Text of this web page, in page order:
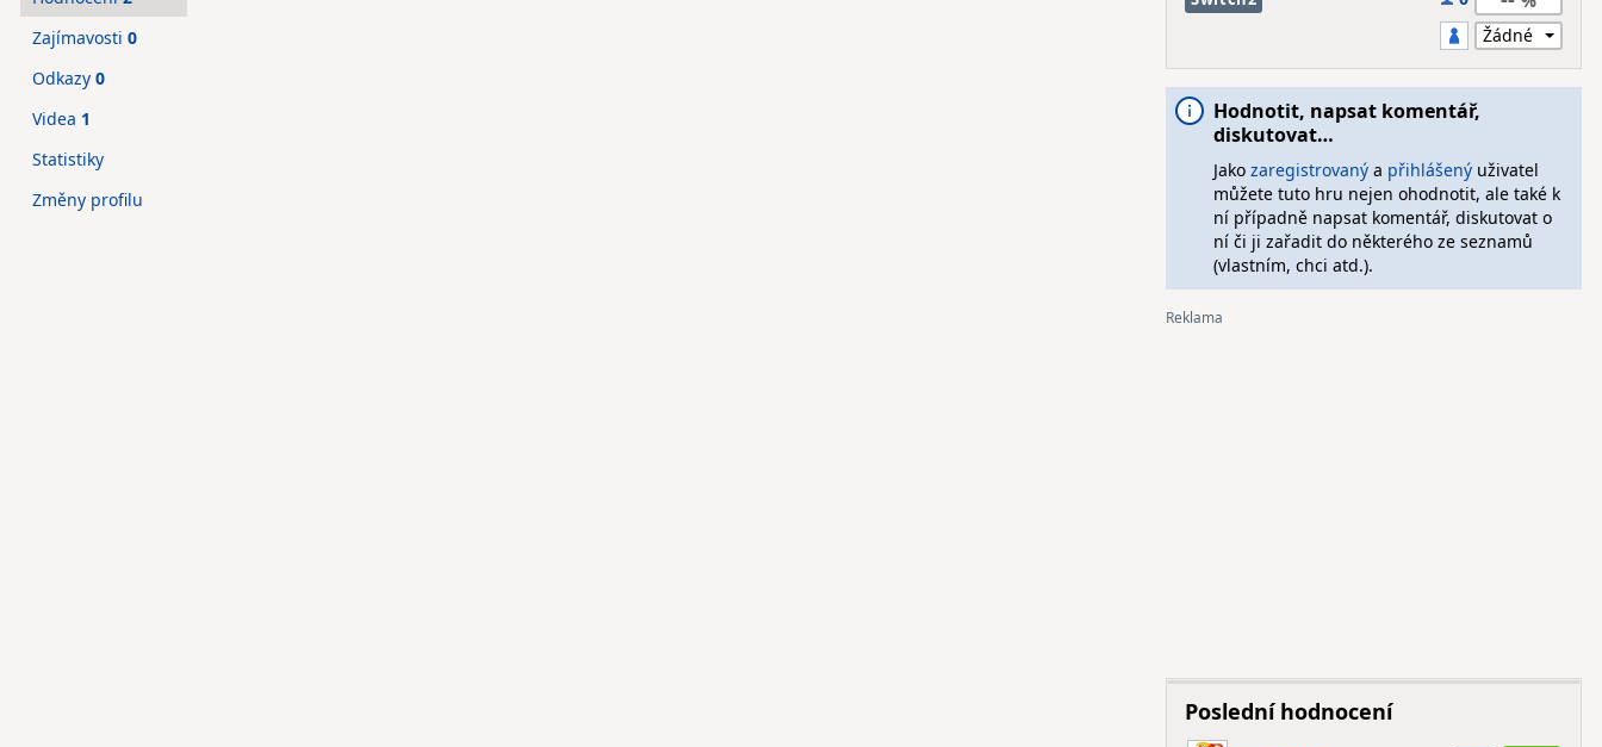
Zajímavosti 0
Odkazy 0
Videa 1
Statistiky
Změny profilu
Hodnotit, napsat komentář,
diskutovat…
Jako zaregistrovanýa přihlášenýuživatel
můžete tuto hru nejen ohodnotit, ale také k
ní případně napsat komentář, diskutovat o
ní či ji zařadit do některého ze seznamů
(vlastním, chci atd.).
Poslední hodnocení